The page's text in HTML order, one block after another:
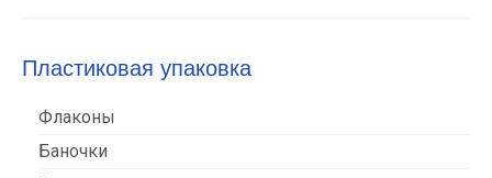
Пластиковая упаковка
Флаконы
Баночки